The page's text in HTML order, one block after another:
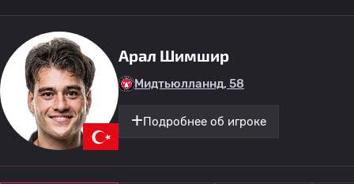
Арал Шимшир
Мидтьюлланнд, 58
Подробнее об игроке